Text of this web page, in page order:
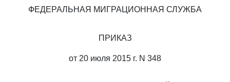
ФЕДЕРАЛЬНАЯ МИГРАЦИОННАЯ СЛУЖБА
ПРИКАЗ
от 20 июля 2015 г. N 348